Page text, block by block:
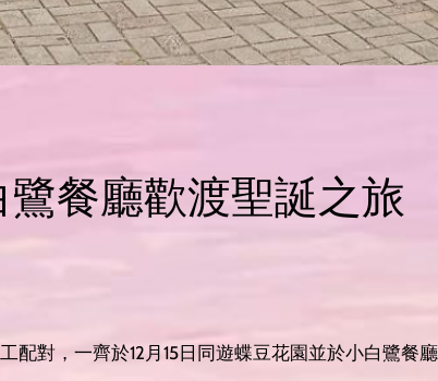
鷺餐廳歡渡聖誕之旅
對，一齊於12月15日同遊蝶豆花園並於小白鷺餐